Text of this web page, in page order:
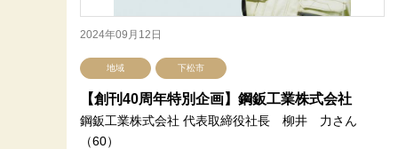
2024年09月12日
地域 下松市
【創刊40周年特別企画】鋼鈑工業株式会社
鋼鈑工業株式会社 代表取締役社長 柳井 力さん
（60）